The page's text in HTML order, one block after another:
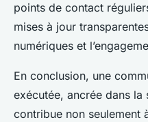
points de contact
mises à jour
numériques et
En conclusion, une
exécutée, ancrée dans la
contribue non seulement